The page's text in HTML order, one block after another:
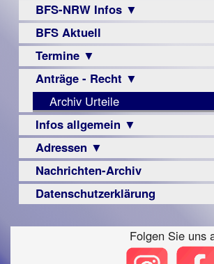
BFS-NRW Infos ▼
Über
uns
Infomaterial
▼
Visus
Zeitschrift
LPF-
Broschüre
Monokular
Mac
Instagram-
Berichte
▼
Archiv
Berichte
Vorstand
Satzung
Beitritt
BFS Aktuell
Termine ▼
Veranstaltungsprogramme
Anträge - Recht ▼
Archiv Urteile
Infos allgemein ▼
Sehbehinderung
Frühförderung
Schule
–
Adressen ▼
Augenoptiker
Berufsbildungswerke
Familienratgeber
Nachrichten-Archiv
Datenschutzerklärung
Folgen Sie uns